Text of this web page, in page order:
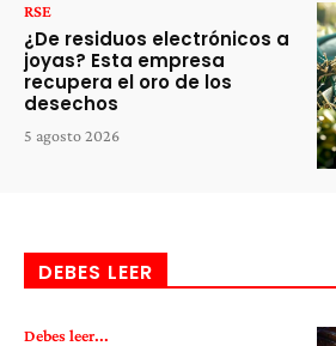
RSE
¿De residuos electrónicos a
joyas? Esta empresa
recupera el oro de los
desechos
5 agosto 2026
DEBES LEER
Debes leer...